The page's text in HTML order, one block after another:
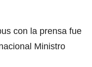
con la prensa fue
Ministro